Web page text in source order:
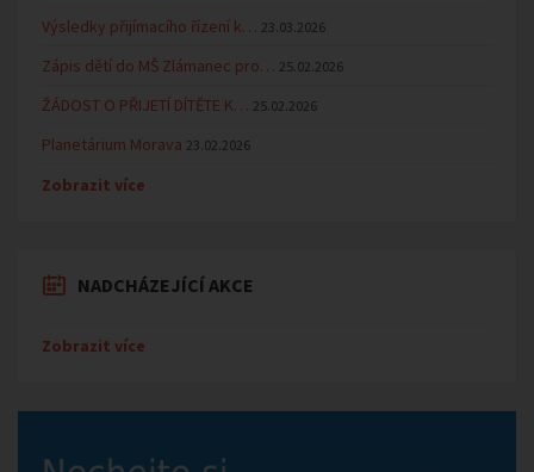
Výsledky přijímacího řízení k… 23.03.2026
Zápis dětí do MŠ Zlámanec pro… 25.02.2026
ŽÁDOST O PŘIJETÍ DÍTĚTE K… 25.02.2026
Planetárium Morava 23.02.2026
Zobrazit více
NADCHÁZEJÍCÍ AKCE
Zobrazit více